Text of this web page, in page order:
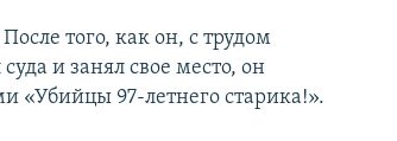
того, как он, с трудом
и занял свое место, он
«Убийцы 97-летнего старика!».